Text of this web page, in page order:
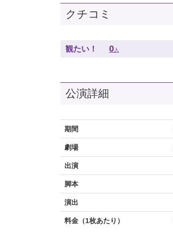
クチコミ
観たい！ 0 人
公演詳細
期間
劇場
出演
脚本
演出
料金（1枚あたり）